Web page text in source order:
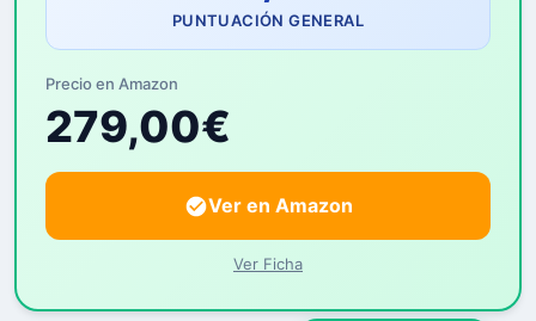
PUNTUACIÓN GENERAL
Precio en Amazon
279,00€
Ver en Amazon
Ver Ficha